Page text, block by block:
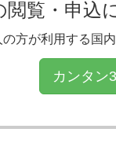
閲覧・申込
の方が利用する国
カンタン